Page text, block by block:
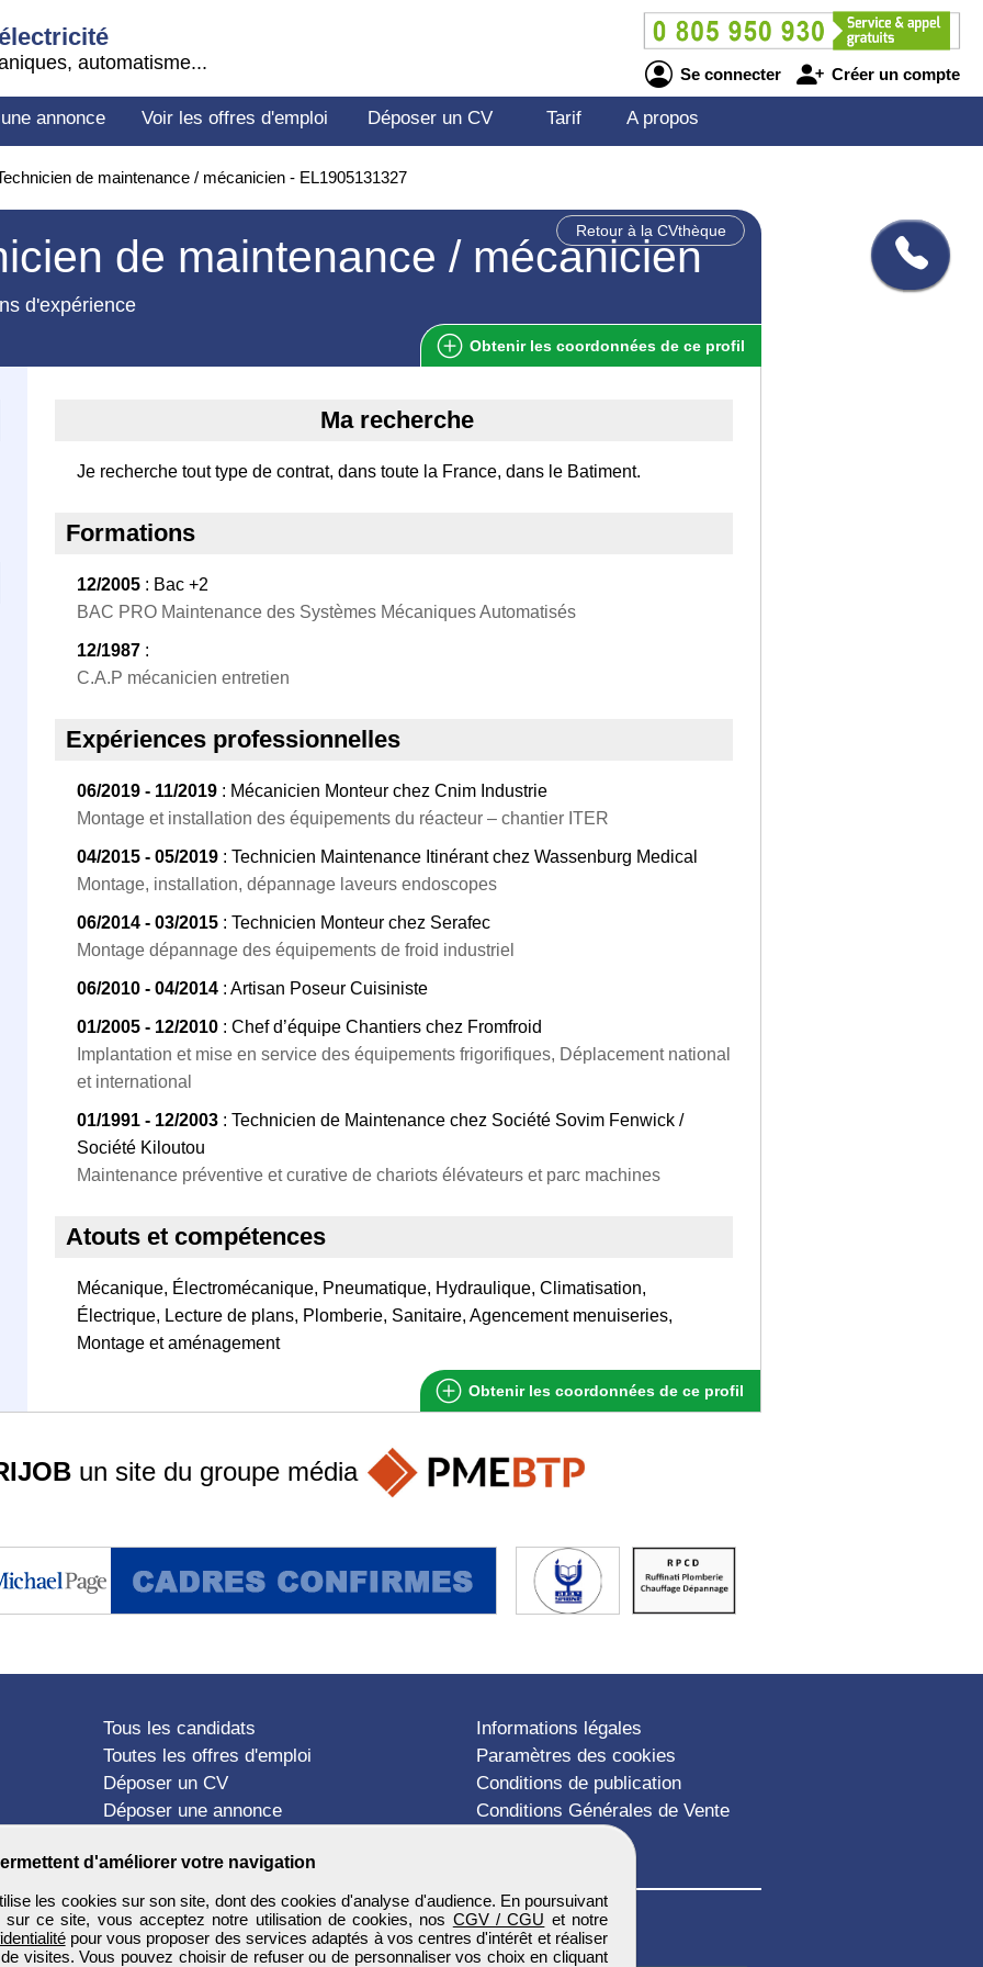
automatisme...
Se connecter Créer un compte
annonce Voir les offres d'emploi Déposer un CV Tarif A propos
de maintenance / mécanicien - EL1905131327
Retour à la CVthèque
de maintenance / mécanicien
d'expérience
Obtenir les coordonnées de ce profil
Ma recherche
Je recherche tout type de contrat, dans toute la France, dans le Batiment.
Formations
12/2005 : Bac +2
BAC PRO Maintenance des Systèmes Mécaniques Automatisés
12/1987 :
C.A.P mécanicien entretien
Expériences professionnelles
06/2019 - 11/2019 : Mécanicien Monteur chez Cnim Industrie
Montage et installation des équipements du réacteur – chantier ITER
04/2015 - 05/2019 : Technicien Maintenance Itinérant chez Wassenburg Medical
Montage, installation, dépannage laveurs endoscopes
06/2014 - 03/2015 : Technicien Monteur chez Serafec
Montage dépannage des équipements de froid industriel
06/2010 - 04/2014 : Artisan Poseur Cuisiniste
01/2005 - 12/2010 : Chef d’équipe Chantiers chez Fromfroid
Implantation et mise en service des équipements frigorifiques, Déplacement national
et international
01/1991 - 12/2003 : Technicien de Maintenance chez Société Sovim Fenwick /
Société Kiloutou
Maintenance préventive et curative de chariots élévateurs et parc machines
Atouts et compétences
Mécanique, Électromécanique, Pneumatique, Hydraulique, Climatisation,
Électrique, Lecture de plans, Plomberie, Sanitaire, Agencement menuiseries,
Montage et aménagement
Obtenir les coordonnées de ce profil
d'améliorer votre navigation
les cookies sur son site, dont des cookies d'analyse d'audience. En poursuivant
sur ce site, vous acceptez notre utilisation de cookies, nos CGV / CGU et notre
pour vous proposer des services adaptés à vos centres d'intérêt et réaliser
visites. Vous pouvez choisir de refuser ou de personnaliser vos choix en cliquant
un site du groupe média
Tous les candidats
Toutes les offres d'emploi
Déposer un CV
Déposer une annonce
Informations légales
Paramètres des cookies
Conditions de publication
Conditions Générales de Vente